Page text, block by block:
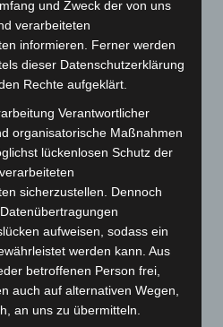
21 neue
starten beim Roten
mit Hockeyschläger über
sucht Zeugen
stirbt bei Bagger-Unfall
bei McDonald’s-Umbau in
beschädigt
und Zweck der von uns
verarbeiteten
informieren. Ferner werden
dieser Datenschutzerklärung
Rechte aufgeklärt.
Verantwortlicher
organisatorische Maßnahmen
lückenlosen Schutz der
sicherzustellen. Dennoch
aufweisen, sodass ein
werden kann. Aus
betroffenen Person frei,
auch auf alternativen Wegen,
an uns zu übermitteln.